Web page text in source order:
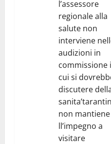
l’assessore
regionale alla
salute non
interviene
audizioni in
commissione
cui si
discutere
non mantiene
ll’impegno a
visitare